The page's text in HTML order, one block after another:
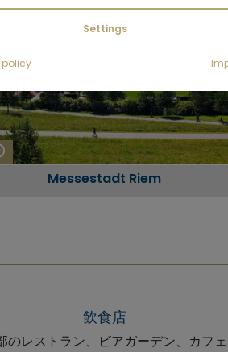
Messestadt Riem
飲食店
のレストラン、ビアガーデン、カフェ
Settings
policy